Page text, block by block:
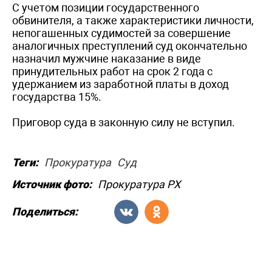
С учетом позиции государственного
обвинителя, а также характеристики личности,
непогашенных судимостей за совершение
аналогичных преступлений суд окончательно
назначил мужчине наказание в виде
принудительных работ на срок 2 года с
удержанием из заработной платы в доход
государства 15%.
Приговор суда в законную силу не вступил.
Теги: Прокуратура Суд
Источник фото: Прокуратура РХ
Поделиться: